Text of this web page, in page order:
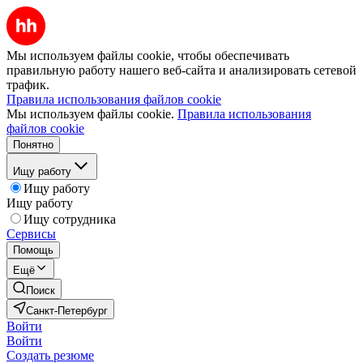
Мы используем файлы cookie, чтобы обеспечивать
правильную работу нашего веб-сайта и анализировать сетевой
трафик.
Правила использования файлов cookie
Мы используем файлы cookie. Правила использования
файлов cookie
Понятно
Ищу работу
Ищу работу
Ищу работу
Ищу сотрудника
Сервисы
Помощь
Ещё
Поиск
Санкт-Петербург
Войти
Войти
Создать резюме